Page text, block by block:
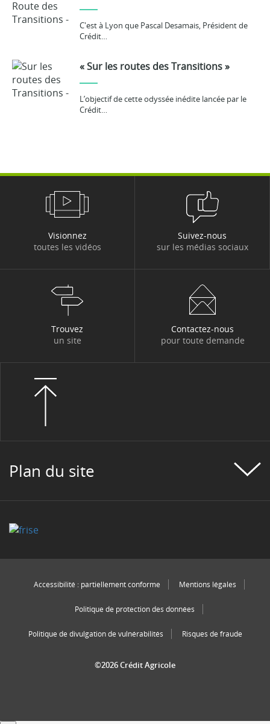
C'est à Lyon que Pascal Desamais, Président de
Crédit…
« Sur les routes des Transitions »
L’objectif de cette odyssée inédite lancée par le
Crédit…
Visionnez
toutes les vidéos
Suivez-nous
sur les médias sociaux
Trouvez
un site
Contactez-nous
pour toute demande
Plan du site
Accessibilité : partiellement conforme Mentions légales
Politique de protection des données
Politique de divulgation de vulnérabilités Risques de fraude
©2026 Crédit Agricole